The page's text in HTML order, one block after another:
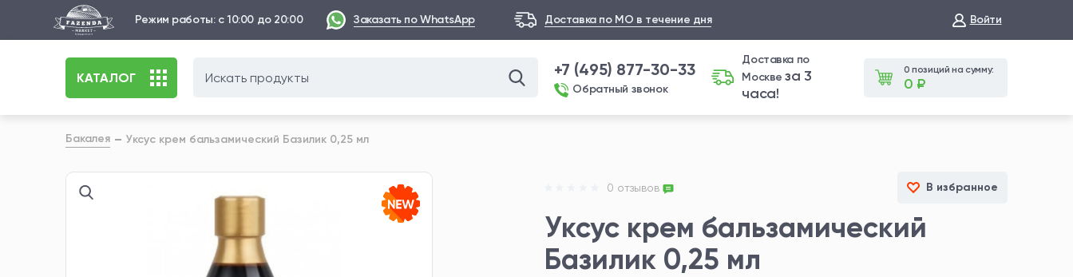
Режим работы: с 10:00 до 20:00 Заказать по WhatsApp Доставка по МО в течение дня Войти
КАТАЛОГ +7 (495) 877-30-33
Обратный звонок
Доставка по
Москвеза 3
часа!
0 позиций на сумму:
0 ₽
Бакалея Уксус крем бальзамический Базилик 0,25 мл
0 отзывов В избранное
Уксус крем бальзамический
Базилик 0,25 мл